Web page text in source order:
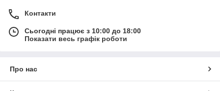
Контакти
Сьогодні працює з 10:00 до 18:00
Показати весь графік роботи
Про нас